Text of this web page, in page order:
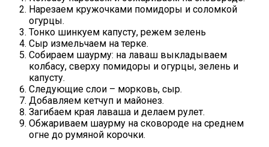
Нарезаем кружочками помидоры и соломкой
огурцы.
Тонко шинкуем капусту, режем зелень
Сыр измельчаем на терке.
Собираем шаурму: на лаваш выкладываем
колбасу, сверху помидоры и огурцы, зелень и
капусту.
Следующие слои – морковь, сыр.
Добавляем кетчуп и майонез.
Загибаем края лаваша и делаем рулет.
Обжариваем шаурму на сковороде на среднем
огне до румяной корочки.